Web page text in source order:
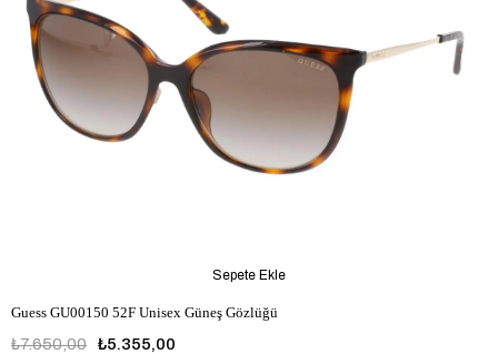
Guess GU00150 52F Unisex Güneş Gözlüğü
₺5.355,00
₺7.650,00
Sepete Ekle